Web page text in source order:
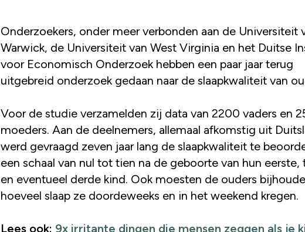
Onderzoekers, onder meer verbonden aan de Universiteit van
Warwick, de Universiteit van West Virginia en het Duitse
voor Economisch Onderzoek hebben een paar jaar terug
uitgebreid onderzoek gedaan naar de slaapkwaliteit van
Voor de studie verzamelden zij data van 2200 vaders en
moeders. Aan de deelnemers, allemaal afkomstig uit
werd gevraagd zeven jaar lang de slaapkwaliteit te
een schaal van nul tot tien na de geboorte van hun eerste,
en eventueel derde kind. Ook moesten de ouders
hoeveel slaap ze doordeweeks en in het weekend kregen.
Lees ook: 9x irritante dingen die mensen zeggen als je